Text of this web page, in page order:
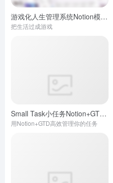
游戏化人生管理系统Notion模板 喵星探险记
把生活过成游戏
Small Task小任务Notion+GTD模板
用Notion+GTD高效管理你的任务